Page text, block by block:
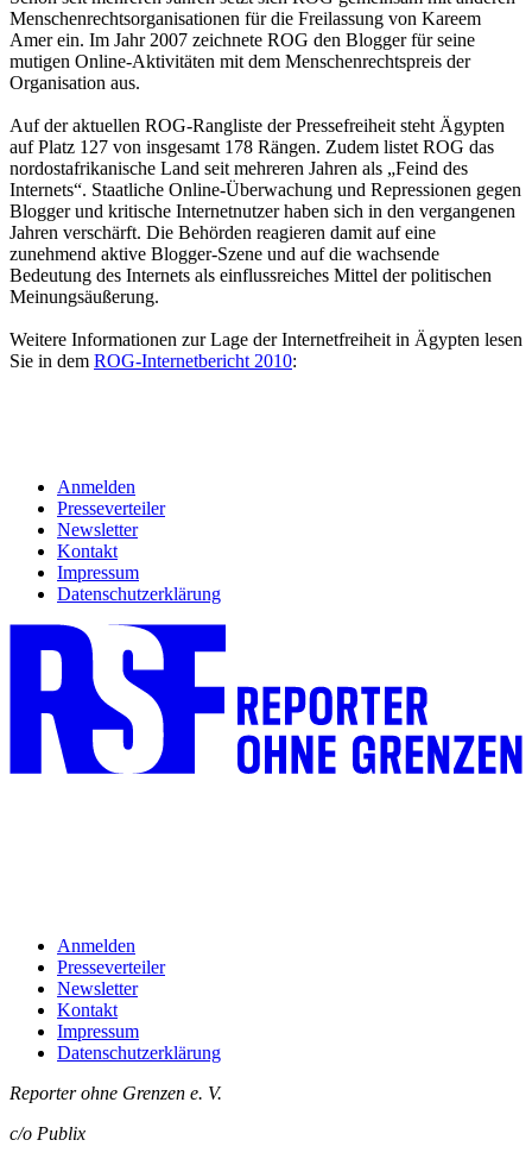
Menschenrechtsorganisationen für die Freilassung von Kareem
Amer ein. Im Jahr 2007 zeichnete ROG den Blogger für seine
mutigen Online-Aktivitäten mit dem Menschenrechtspreis der
Organisation aus.
Auf der aktuellen ROG-Rangliste der Pressefreiheit steht Ägypten
auf Platz 127 von insgesamt 178 Rängen. Zudem listet ROG das
nordostafrikanische Land seit mehreren Jahren als „Feind des
Internets“. Staatliche Online-Überwachung und Repressionen gegen
Blogger und kritische Internetnutzer haben sich in den vergangenen
Jahren verschärft. Die Behörden reagieren damit auf eine
zunehmend aktive Blogger-Szene und auf die wachsende
Bedeutung des Internets als einflussreiches Mittel der politischen
Meinungsäußerung.
Weitere Informationen zur Lage der Internetfreiheit in Ägypten lesen
Sie in dem ROG-Internetbericht 2010:
Anmelden
Presseverteiler
Newsletter
Kontakt
Impressum
Datenschutzerklärung
Anmelden
Presseverteiler
Newsletter
Kontakt
Impressum
Datenschutzerklärung
Reporter ohne Grenzen e. V.
c/o Publix